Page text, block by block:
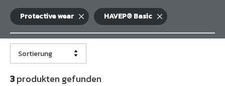
Protective wear HAVEP® Basic
3produkten gefunden
Sortierung